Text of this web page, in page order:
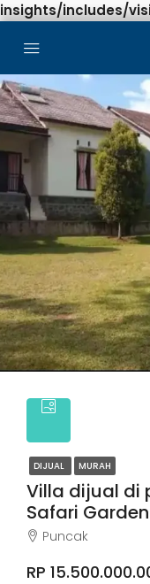
insights/includes/
DIJUAL MURAH
Villa dijual di
Safari
Puncak
RP